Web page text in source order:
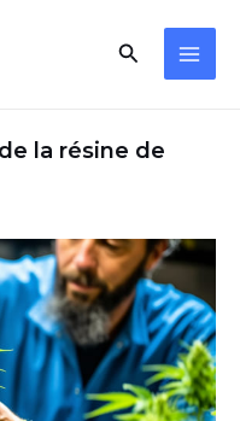
Rechercher
la résine de